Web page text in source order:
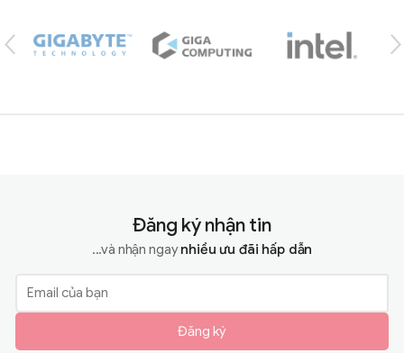
Đăng ký nhận tin
...và nhận ngaynhiều ưu đãi hấp dẫn
Đăng ký